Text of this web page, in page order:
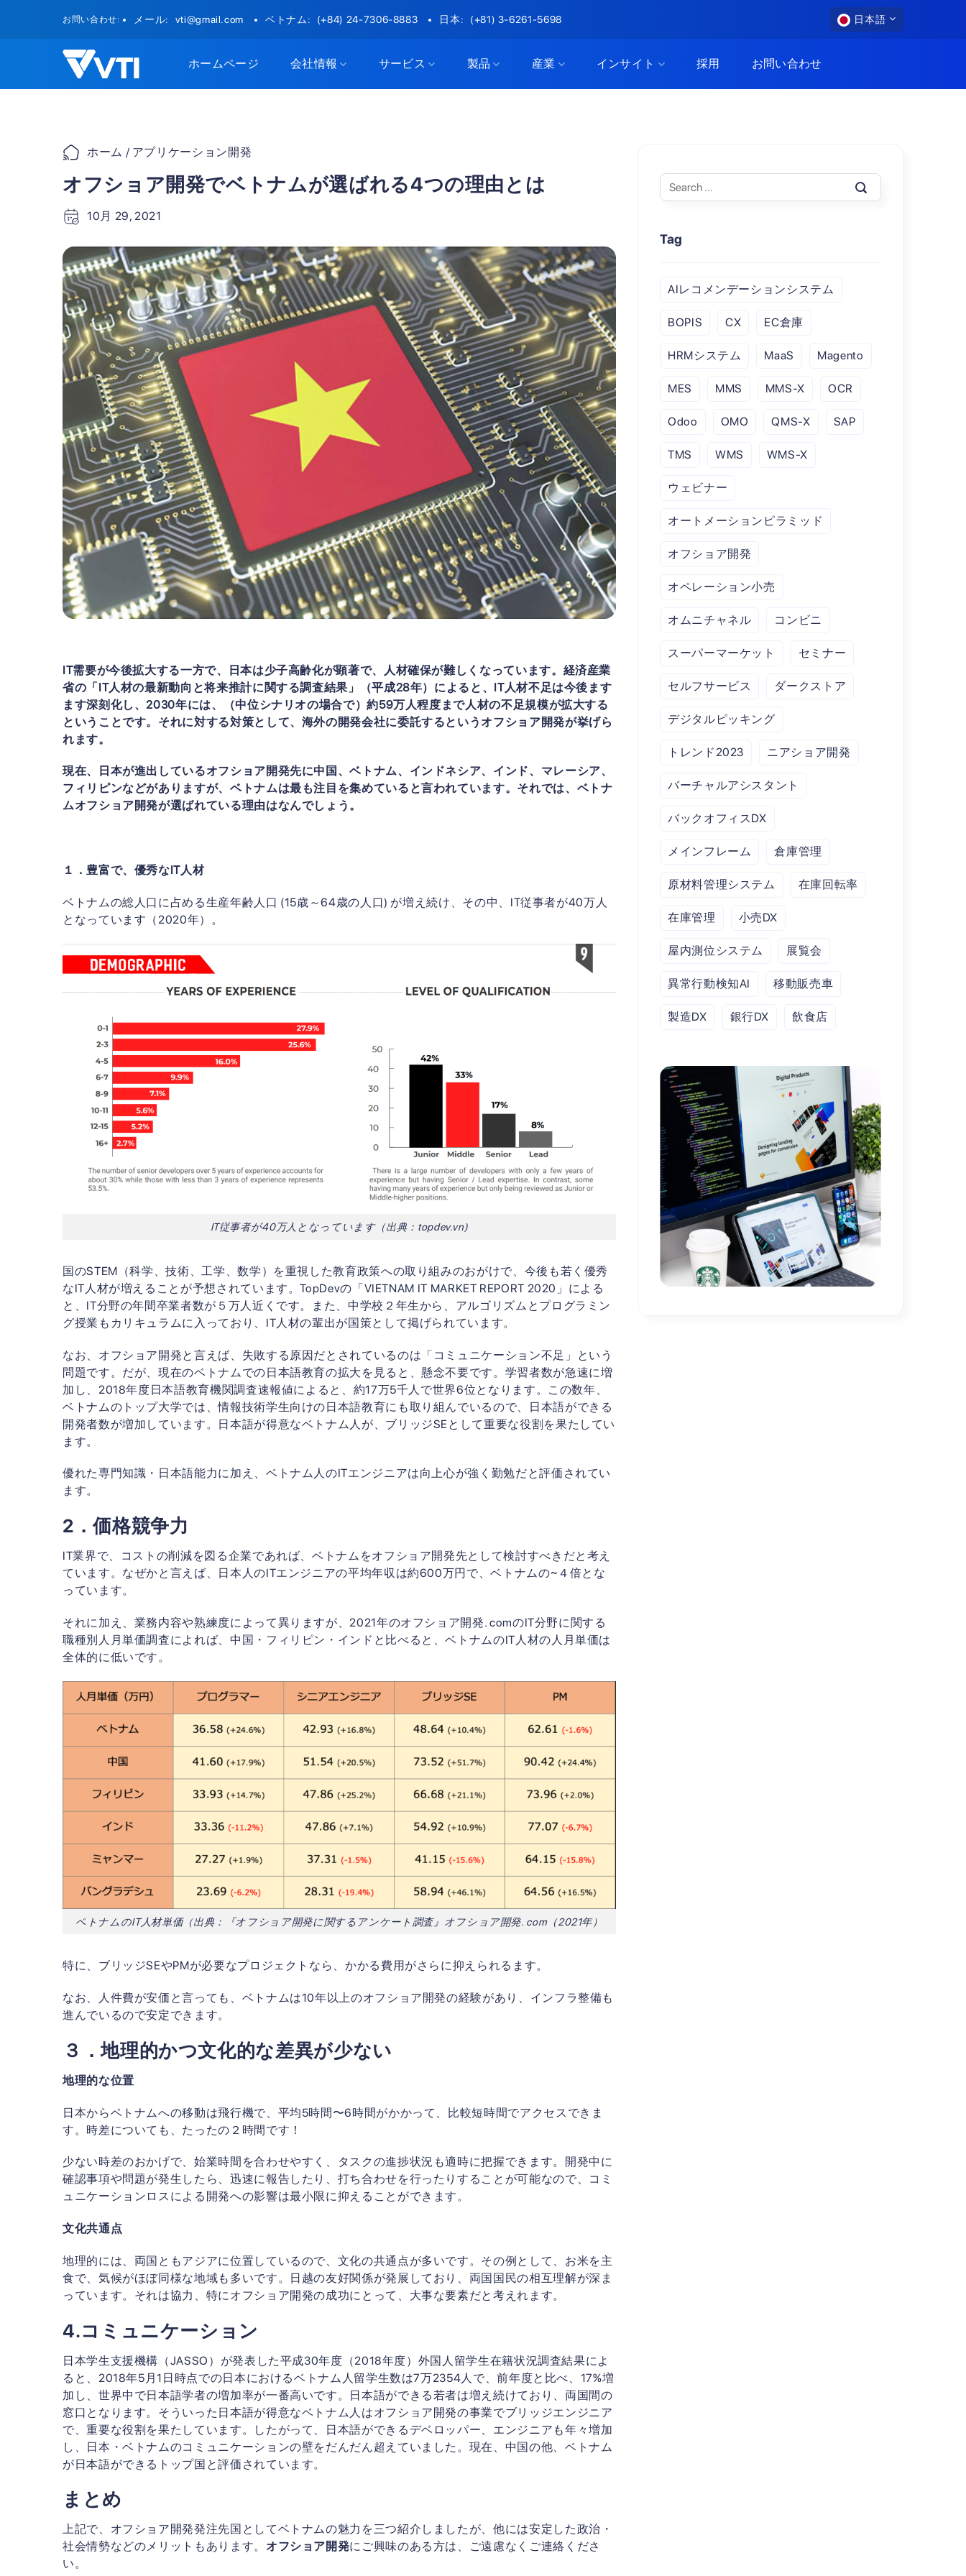
お問い合わせ: メール: vti@gmail.com ベトナム: (+84) 24-7306-8883 日本: (+81) 3-6261-5698 日本語
ホームページ 会社情報 サービス 製品 産業 インサイト 採用 お問い合わせ
ホーム / アプリケーション開発
オフショア開発でベトナムが選ばれる4つの理由とは
10月 29, 2021
IT需要が今後拡大する一方で、日本は少子高齢化が顕著で、人材確保が難しくなっています。経済産業
省の「IT人材の最新動向と将来推計に関する調査結果」（平成28年）によると、IT人材不足は今後ます
ます深刻化し、2030年には、（中位シナリオの場合で）約59万人程度まで人材の不足規模が拡大する
ということです。それに対する対策として、海外の開発会社に委託するというオフショア開発が挙げら
れます。
現在、日本が進出しているオフショア開発先に中国、ベトナム、インドネシア、インド、マレーシア、
フィリピンなどがありますが、ベトナムは最も注目を集めていると言われています。それでは、ベトナ
ムオフショア開発が選ばれている理由はなんでしょう。
１．豊富で、優秀なIT人材
ベトナムの総人口に占める生産年齢人口 (15歳～64歳の人口) が増え続け、その中、IT従事者が40万人
となっています（2020年）。
IT従事者が40万人となっています（出典：topdev.vn)
国のSTEM（科学、技術、工学、数学）を重視した教育政策への取り組みのおがけで、今後も若く優秀
なIT人材が増えることが予想されています。TopDevの「VIETNAM IT MARKET REPORT 2020」による
と、IT分野の年間卒業者数が５万人近くです。また、中学校２年生から、アルゴリズムとプログラミン
グ授業もカリキュラムに入っており、IT人材の輩出が国策として掲げられています。
なお、オフショア開発と言えば、失敗する原因だとされているのは「コミュニケーション不足」という
問題です。だが、現在のベトナムでの日本語教育の拡大を見ると、懸念不要です。学習者数が急速に増
加し、2018年度日本語教育機関調査速報値によると、約17万5千人で世界6位となります。この数年、
ベトナムのトップ大学では、情報技術学生向けの日本語教育にも取り組んでいるので、日本語ができる
開発者数が増加しています。日本語が得意なベトナム人が、ブリッジSEとして重要な役割を果たしてい
ます。
優れた専門知識・日本語能力に加え、ベトナム人のITエンジニアは向上心が強く勤勉だと評価されてい
ます。
2．価格競争力
IT業界で、コストの削減を図る企業であれば、ベトナムをオフショア開発先として検討すべきだと考え
ています。なぜかと言えば、日本人のITエンジニアの平均年収は約600万円で、ベトナムの~４倍とな
っています。
それに加え、業務内容や熟練度によって異りますが、2021年のオフショア開発. comのIT分野に関する
職種別人月単価調査によれば、中国・フィリピン・インドと比べると、ベトナムのIT人材の人月単価は
全体的に低いです。
ベトナムのIT人材単価（出典：『オフショア開発に関するアンケート調査』オフショア開発. com（2021年）
特に、ブリッジSEやPMが必要なプロジェクトなら、かかる費用がさらに抑えられるます。
なお、人件費が安価と言っても、ベトナムは10年以上のオフショア開発の経験があり、インフラ整備も
進んでいるので安定できます。
３．地理的かつ文化的な差異が少ない
地理的な位置
日本からベトナムへの移動は飛行機で、平均5時間〜6時間がかかって、比較短時間でアクセスできま
す。時差についても、たったの２時間です！
少ない時差のおかげで、始業時間を合わせやすく、タスクの進捗状況も適時に把握できます。開発中に
確認事項や問題が発生したら、迅速に報告したり、打ち合わせを行ったりすることが可能なので、コミ
ュニケーションロスによる開発への影響は最小限に抑えることができます。
文化共通点
地理的には、両国ともアジアに位置しているので、文化の共通点が多いです。その例として、お米を主
食で、気候がほぼ同様な地域も多いです。日越の友好関係が発展しており、両国国民の相互理解が深ま
っています。それは協力、特にオフショア開発の成功にとって、大事な要素だと考えれます。
4.コミュニケーション
日本学生支援機構（JASSO）が発表した平成30年度（2018年度）外国人留学生在籍状況調査結果によ
ると、2018年5月1日時点での日本におけるベトナム人留学生数は7万2354人で、前年度と比べ、17%増
加し、世界中で日本語学者の増加率が一番高いです。日本語ができる若者は増え続けており、両国間の
窓口となります。そういった日本語が得意なベトナム人はオフショア開発の事業でブリッジエンジニア
で、重要な役割を果たしています。したがって、日本語ができるデベロッパー、エンジニアも年々増加
し、日本・ベトナムのコミュニケーションの壁をだんだん超えていました。現在、中国の他、ベトナム
が日本語ができるトップ国と評価されています。
まとめ
上記で、オフショア開発発注先国としてベトナムの魅力を三つ紹介しましたが、他には安定した政治・
社会情勢などのメリットもあります。 オフショア開発にご興味のある方は、ご遠慮なくご連絡くださ
い。
Tag
AIレコメンデーションシステム
BOPIS CX EC倉庫
HRMシステム MaaS Magento
MES MMS MMS-X OCR
Odoo OMO QMS-X SAP
TMS WMS WMS-X
ウェビナー
オートメーションピラミッド
オフショア開発
オペレーション小売
オムニチャネル コンビニ
スーパーマーケット セミナー
セルフサービス ダークストア
デジタルピッキング
トレンド2023 ニアショア開発
バーチャルアシスタント
バックオフィスDX
メインフレーム 倉庫管理
原材料管理システム 在庫回転率
在庫管理 小売DX
屋内測位システム 展覧会
異常行動検知AI 移動販売車
製造DX 銀行DX 飲食店